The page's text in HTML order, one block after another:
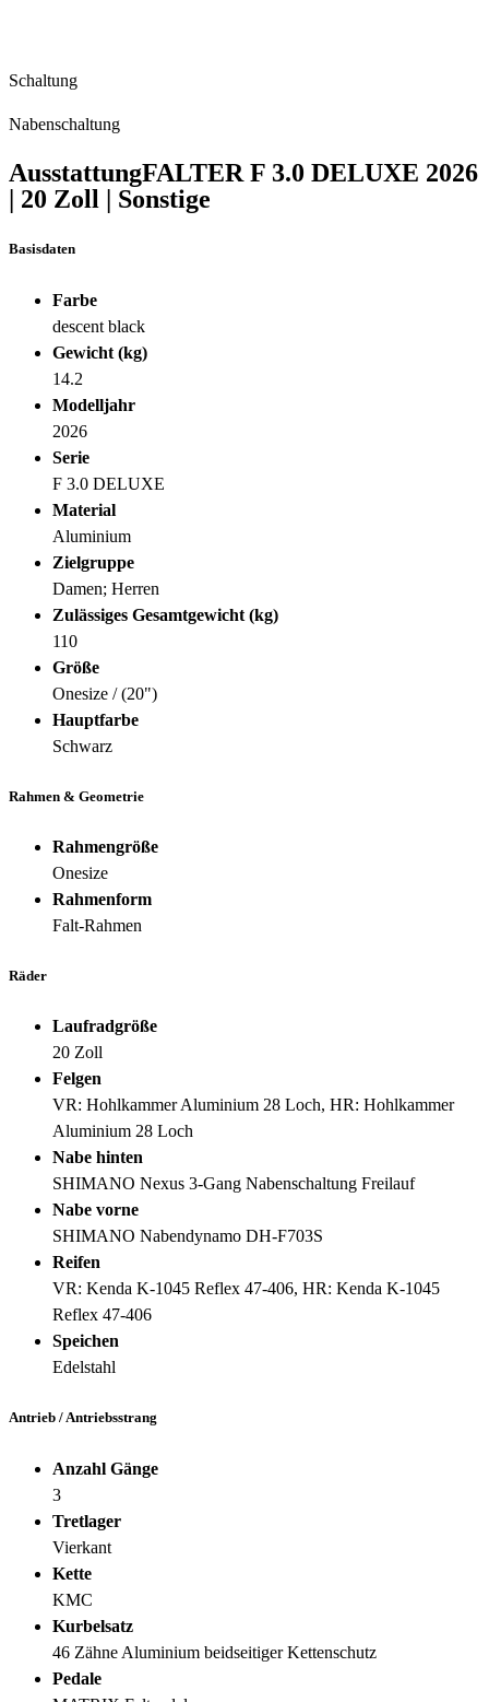
Schaltung
Nabenschaltung
AusstattungFALTER F 3.0 DELUXE 2026
20 Zoll Sonstige
Basisdaten
Farbe
descent black
Gewicht (kg)
14.2
Modelljahr
2026
Serie
F 3.0 DELUXE
Material
Aluminium
Zielgruppe
Damen; Herren
Zulässiges Gesamtgewicht (kg)
110
Größe
Onesize / (20")
Hauptfarbe
Schwarz
Rahmen & Geometrie
Rahmengröße
Onesize
Rahmenform
Falt-Rahmen
Räder
Laufradgröße
20 Zoll
Felgen
VR: Hohlkammer Aluminium 28 Loch, HR: Hohlkammer
Aluminium 28 Loch
Nabe hinten
SHIMANO Nexus 3-Gang Nabenschaltung Freilauf
Nabe vorne
SHIMANO Nabendynamo DH-F703S
Reifen
VR: Kenda K-1045 Reflex 47-406, HR: Kenda K-1045
Reflex 47-406
Speichen
Edelstahl
Antrieb / Antriebsstrang
Anzahl Gänge
3
Tretlager
Vierkant
Kette
KMC
Kurbelsatz
46 Zähne Aluminium beidseitiger Kettenschutz
Pedale